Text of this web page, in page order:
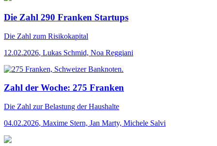
Die Zahl 290 Franken Startups
Die Zahl zum Risikokapital
12.02.2026, Lukas Schmid, Noa Reggiani
Zahl der Woche: 275 Franken
Die Zahl zur Belastung der Haushalte
04.02.2026, Maxime Stern, Jan Marty, Michele Salvi